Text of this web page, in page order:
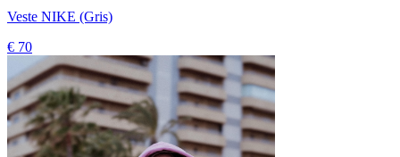
Veste NIKE (Gris)
€ 70